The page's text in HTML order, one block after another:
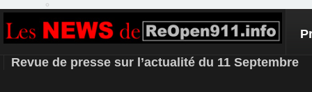
REOPEN911 – NEWS
Revue de presse sur l’actualité du 11 Septembre